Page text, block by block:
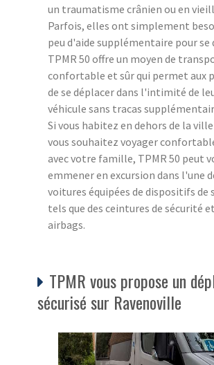
un traumatisme crânien ou en
Parfois, elles ont simplement
peu d'aide supplémentaire pour se
TPMR 50 offre un moyen de
confortable et sûr qui permet aux
de se déplacer dans l'intimité de
véhicule sans tracas
Si vous habitez en dehors de la
vous souhaitez voyager
avec votre famille, TPMR 50 peut
emmener en excursion dans l'une
voitures équipées de dispositifs de
tels que des ceintures de sécurité
airbags.
TPMR vous propose un
sécurisé sur Ravenoville